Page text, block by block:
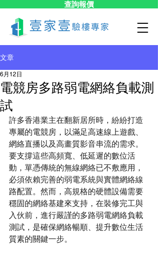
查詢報價
文章
電競房多路弱電網絡負載測
試
6月12日
許多香港業主在翻新居所時，紛紛打造
專屬的電競房，以滿足高速線上遊戲、
網絡直播以及高畫質影音串流的需求。
要支撐這些高頻寬、低延遲的數位活
動，單憑傳統的無線網絡已不敷應用，
必須依賴完善的弱電系統與實體網絡線
路配置。然而，高規格的硬體設備需要
穩固的網絡基建來支持，在裝修完工與
入伙前，進行嚴謹的多路弱電網絡負載
測試，是確保網絡暢順、提升數位生活
質素的關鍵一步。